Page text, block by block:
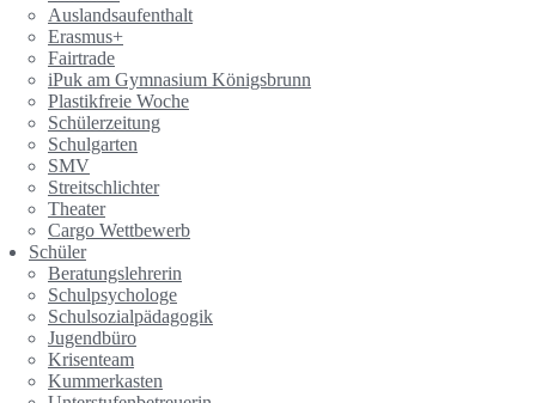
Auslandsaufenthalt
Erasmus+
Fairtrade
iPuk am Gymnasium Königsbrunn
Plastikfreie Woche
Schülerzeitung
Schulgarten
SMV
Streitschlichter
Theater
Cargo Wettbewerb
Schüler
Beratungslehrerin
Schulpsychologe
Schulsozialpädagogik
Jugendbüro
Krisenteam
Kummerkasten